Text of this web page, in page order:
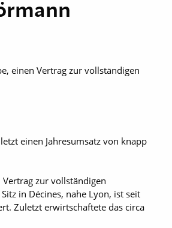
einen Vertrag zur vollständigen
einen Jahresumsatz von knapp
zur vollständigen
in Décines, nahe Lyon, ist seit
Zuletzt erwirtschaftete das circa